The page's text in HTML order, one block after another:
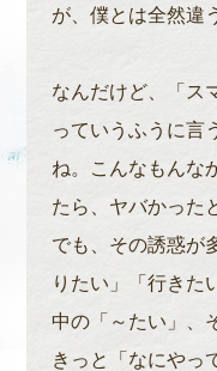
が、僕とは全然違
なんだけど、「ス
っていうふうに言
ね。こんなもんな
たら、ヤバかった
でも、その誘惑が
りたい」「行きた
中の「～たい」、
きっと「なにやっ